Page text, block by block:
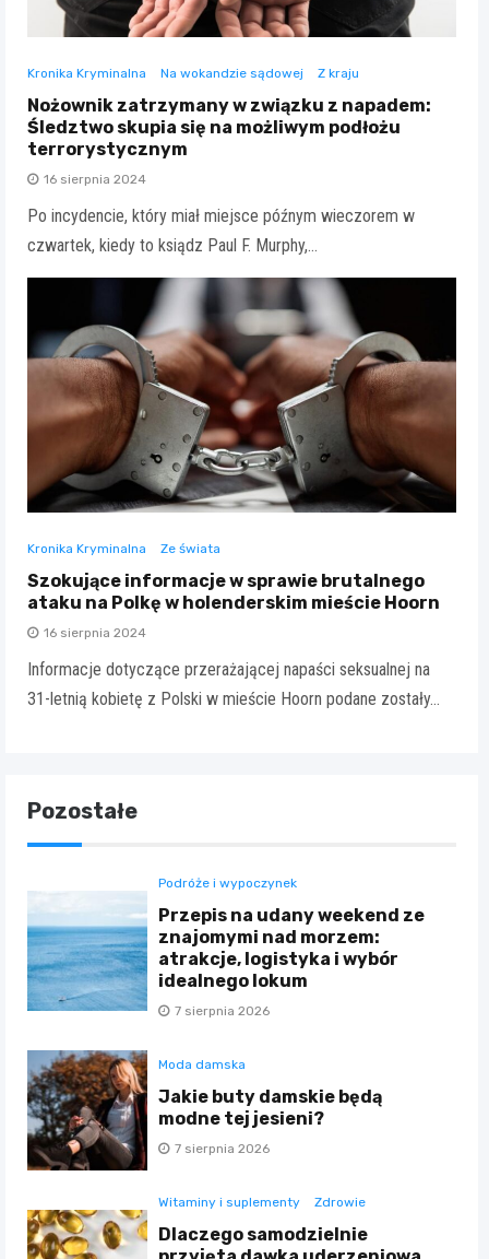
Kronika Kryminalna Na wokandzie sądowej Z kraju
Nożownik zatrzymany w związku z napadem:
Śledztwo skupia się na możliwym podłożu
terrorystycznym
16 sierpnia 2024
Po incydencie, który miał miejsce późnym wieczorem w
czwartek, kiedy to ksiądz Paul F. Murphy,…
Kronika Kryminalna Ze świata
Szokujące informacje w sprawie brutalnego
ataku na Polkę w holenderskim mieście Hoorn
16 sierpnia 2024
Informacje dotyczące przerażającej napaści seksualnej na
31-letnią kobietę z Polski w mieście Hoorn podane zostały…
Pozostałe
Podróże i wypoczynek
Przepis na udany weekend ze
znajomymi nad morzem:
atrakcje, logistyka i wybór
idealnego lokum
7 sierpnia 2026
Moda damska
Jakie buty damskie będą
modne tej jesieni?
7 sierpnia 2026
Witaminy i suplementy Zdrowie
Dlaczego samodzielnie